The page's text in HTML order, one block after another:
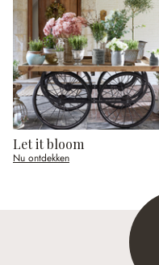
Let it bloom
Nu ontdekken